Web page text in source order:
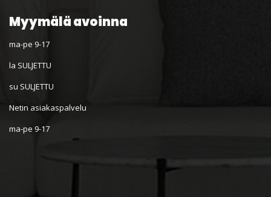
Myymälä avoinna
ma-pe 9-17
la SULJETTU
su SULJETTU
Netin asiakaspalvelu
ma-pe 9-17